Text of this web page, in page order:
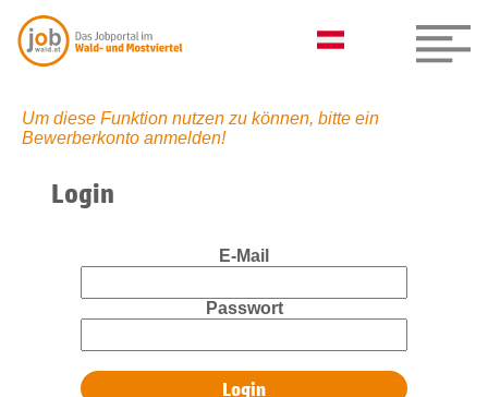
Um diese Funktion nutzen zu können, bitte ein
Bewerberkonto anmelden!
Login
E-Mail
Passwort